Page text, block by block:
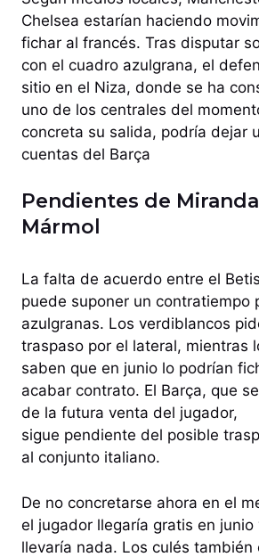
Chelsea estarían haciendo
fichar al francés. Tras disputar
con el cuadro azulgrana, el
sitio en el Niza, donde se ha
uno de los centrales del
concreta su salida, podría dejar
cuentas del Barça
Pendientes de
Mármol
La falta de acuerdo entre el
puede suponer un contratiempo
azulgranas. Los verdiblancos
traspaso por el lateral, mientras
saben que en junio lo podrían
acabar contrato. El Barça, que
de la futura venta del jugador,
sigue pendiente del posible
al conjunto italiano.
De no concretarse ahora en el
el jugador llegaría gratis en junio
llevaría nada. Los culés también